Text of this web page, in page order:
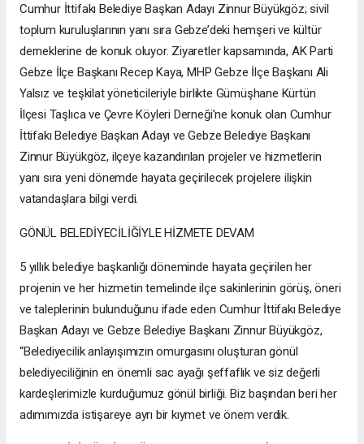
Cumhur İttifakı Belediye Başkan Adayı Zinnur Büyükgöz; sivil
toplum kuruluşlarının yanı sıra Gebze’deki hemşeri ve kültür
derneklerine de konuk oluyor. Ziyaretler kapsamında, AK Parti
Gebze İlçe Başkanı Recep Kaya, MHP Gebze İlçe Başkanı Ali
Yalsız ve teşkilat yöneticileriyle birlikte Gümüşhane Kürtün
İlçesi Taşlıca ve Çevre Köyleri Derneği’ne konuk olan Cumhur
İttifakı Belediye Başkan Adayı ve Gebze Belediye Başkanı
Zinnur Büyükgöz, ilçeye kazandırılan projeler ve hizmetlerin
yanı sıra yeni dönemde hayata geçirilecek projelere ilişkin
vatandaşlara bilgi verdi.
GÖNÜL BELEDİYECİLİĞİYLE HİZMETE DEVAM
5 yıllık belediye başkanlığı döneminde hayata geçirilen her
projenin ve her hizmetin temelinde ilçe sakinlerinin görüş, öneri
ve taleplerinin bulunduğunu ifade eden Cumhur İttifakı Belediye
Başkan Adayı ve Gebze Belediye Başkanı Zinnur Büyükgöz,
“Belediyecilik anlayışımızın omurgasını oluşturan gönül
belediyeciliğinin en önemli sac ayağı şeffaflık ve siz değerli
kardeşlerimizle kurduğumuz gönül birliği. Biz başından beri her
adımımızda istişareye ayrı bir kıymet ve önem verdik.